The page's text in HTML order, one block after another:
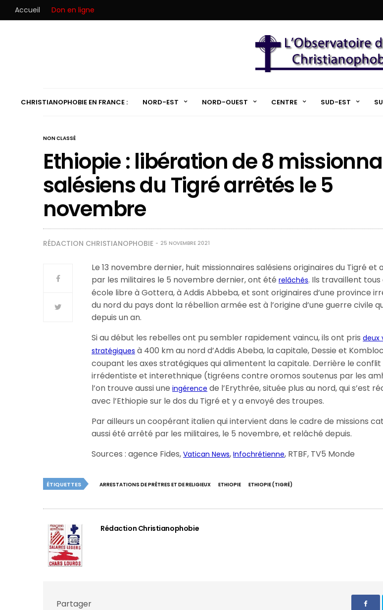
Accueil Don en ligne
CHRISTIANOPHOBIE EN FRANCE : NORD-EST NORD-OUEST CENTRE SUD-EST
NON CLASSÉ
Ethiopie : libération de 8
salésiens du Tigré arrêtés le 5
novembre
RÉDACTION CHRISTIANOPHOBIE 25 NOVEMBRE 2021
Le 13 novembre dernier, huit missionnaires salésiens originaires du Tigré et
par les militaires le 5 novembre dernier, ont étérelâchés. Ils travaillent tous
école libre à Gottera, à Addis Abbeba, et sont originaires d’une province
du nord du pays dont la rébellion armée est à l’origine d’une guerre civile
depuis un an.
Si au début les rebelles ont pu sembler rapidement vaincu, ils ont prisdeux
stratégiques à 400 km au nord d’Addis Abeba, la capitale, Dessie et
coupant les axes stratégiques qui alimentent la capitale. Derrière le conflit
irrédentiste et interethnique (tigréens contre oromos soutenus par les
l’on trouve aussi uneingérence de l’Erythrée, située plus au nord, qui s’est
avec l’Ethiopie sur le dos du Tigré et y a envoyé des troupes.
Par ailleurs un coopérant italien qui intervient dans le cadre de missions
aussi été arrêté par les militaires, le 5 novembre, et relâché depuis.
Sources : agence Fides,Vatican News,Infochrétienne, RTBF, TV5 Monde
ÉTIQUETTES ARRESTATIONS DE PRÊTRES ET DE RELIGIEUX ETHIOPIE ETHIOPIE (TIGRÉ)
Rédaction Christianophobie
Partager